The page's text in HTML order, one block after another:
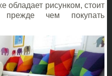
обладает рисунком, стоит
прежде чем покупать